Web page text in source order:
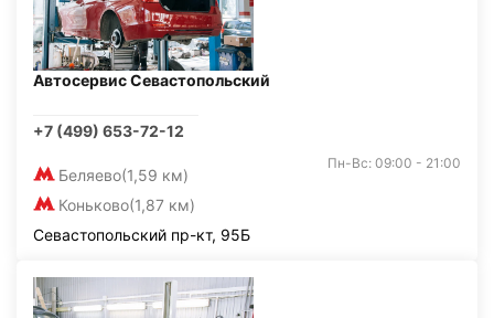
Автосервис Севастопольский
+7 (499) 653-72-12
Беляево(1,59 км)
Коньково(1,87 км)
Пн-Вс: 09:00 - 21:00
Севастопольский пр-кт, 95Б